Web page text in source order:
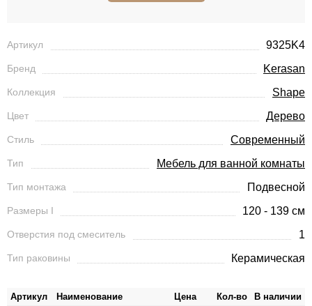
Артикул 9325K4
Бренд Kerasan
Коллекция Shape
Цвет Дерево
Стиль Современный
Тип Мебель для ванной комнаты
Тип монтажа Подвесной
Размеры I 120 - 139 см
Отверстия под смеситель 1
Тип раковины Керамическая
Артикул Наименование Цена Кол-во В наличии